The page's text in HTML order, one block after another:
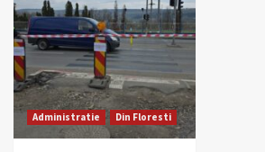
Administratie Din Floresti